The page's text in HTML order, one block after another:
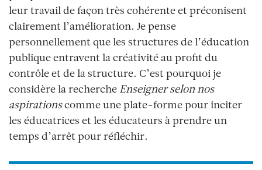
leur travail de façon très cohérente et préconisent
clairement l’amélioration. Je pense
personnellement que les structures de l’éducation
publique entravent la créativité au profit du
contrôle et de la structure. C’est pourquoi je
considère la recherche Enseigner selon nos
aspirationscomme une plate-forme pour inciter
les éducatrices et les éducateurs à prendre un
temps d’arrêt pour réfléchir.